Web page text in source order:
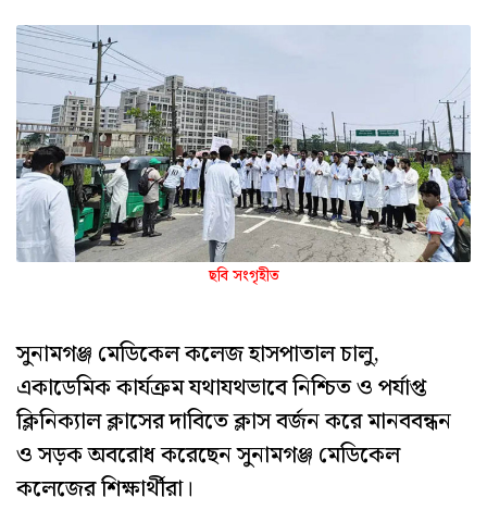
ছবি সংগৃহীত
সুনামগঞ্জ মেডিকেল কলেজ হাসপাতাল চালু,
একাডেমিক কার্যক্রম যথাযথভাবে নিশ্চিত ও পর্যাপ্ত
ক্লিনিক্যাল ক্লাসের দাবিতে ক্লাস বর্জন করে মানববন্ধন
ও সড়ক অবরোধ করেছেন সুনামগঞ্জ মেডিকেল
কলেজের শিক্ষার্থীরা।